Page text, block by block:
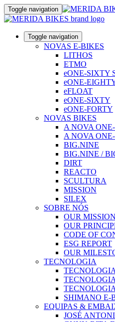
Toggle navigation
Toggle navigation
NOVAS E-BIKES
LITHOS
ETMO
eONE-SIXTY
eONE-
eFLOAT
eONE-SIXTY
eONE-FORTY
NOVAS BIKES
A NOVA
A NOVA
BIG.NINE
BIG.NINE /
DIRT
REACTO
SCULTURA
MISSION
SILEX
SOBRE NÓS
OUR MISSION
OUR
CODE OF
ESG REPORT
OUR
TECNOLOGIA
SHIMANO E-
EQUIPAS &
JOSÉ